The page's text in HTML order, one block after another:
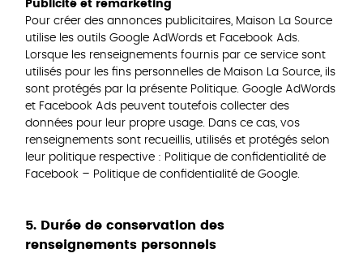
Publicité et remarketing
Pour créer des annonces publicitaires, Maison La Source
utilise les outils Google AdWords et Facebook Ads.
Lorsque les renseignements fournis par ce service sont
utilisés pour les fins personnelles de Maison La Source, ils
sont protégés par la présente Politique. Google AdWords
et Facebook Ads peuvent toutefois collecter des
données pour leur propre usage. Dans ce cas, vos
renseignements sont recueillis, utilisés et protégés selon
leur politique respective : Politique de confidentialité de
Facebook – Politique de confidentialité de Google.
5. Durée de conservation des
renseignements personnels